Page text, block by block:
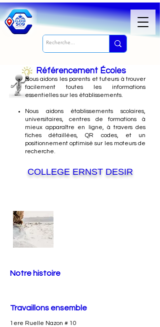
Référencement Écoles
Nousaidons les parents et tuteurs à trouver
facilement toutes les informations
essentielles sur les établissements.
Nous aidons établissements scolaires,
universitaires, centres de formations à
mieux apparaître en ligne, à travers des
fiches détaillées, QR codes, et un
positionnement optimisé sur les moteurs de
recherche.
COLLEGE ERNST DESIR
Notre histoire
Travaillons ensemble
1ere Ruelle Nazon # 10